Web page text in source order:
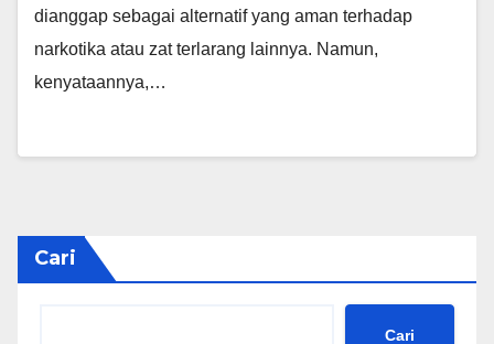
dianggap sebagai alternatif yang aman terhadap
narkotika atau zat terlarang lainnya. Namun,
kenyataannya,…
Cari
Cari